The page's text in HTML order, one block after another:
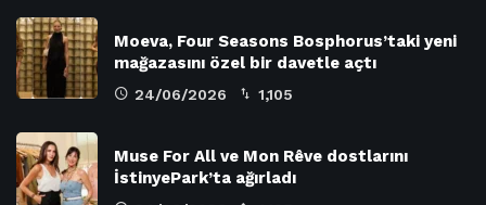
Moeva, Four Seasons Bosphorus’taki yeni
mağazasını özel bir davetle açtı
24/06/2026 1,105
Muse For All ve Mon Rêve dostlarını
İstinyePark’ta ağırladı